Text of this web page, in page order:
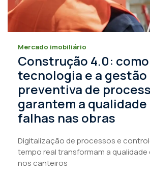
Mercado imobiliário
Construção 4.0:
tecnologia e a gestão
preventiva de
garantem a
falhas nas obras
Digitalização de processos e
tempo real transformam a qualidade
nos canteiros